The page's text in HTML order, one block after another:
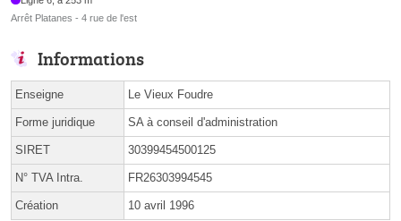
Arrêt Platanes - 4 rue de l'est
Informations
Enseigne Le Vieux Foudre
Forme juridique SA à conseil d'administration
SIRET 30399454500125
N° TVA Intra. FR26303994545
Création 10 avril 1996